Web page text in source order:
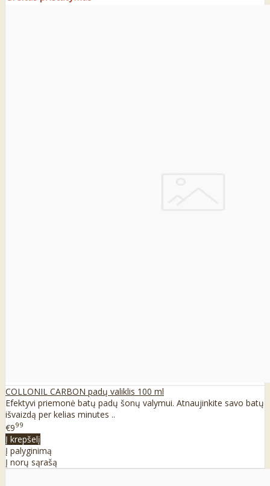
COLLONIL CARBON padų valiklis 100 ml
Efektyvi priemonė batų padų šonų valymui. Atnaujinkite savo batų
išvaizdą per kelias minutes ..
€999
Į krepšelį
Į palyginimą
Į norų sąrašą